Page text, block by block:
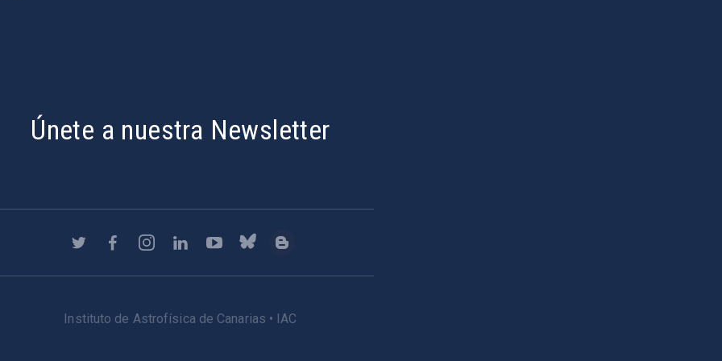
Únete a nuestra Newsletter
Instituto de Astrofísica de Canarias • IAC